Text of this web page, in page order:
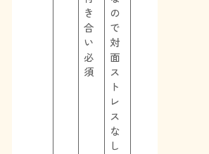
き
合
い
必
須
の
で
対
面
ス
ト
レ
ス
な
し